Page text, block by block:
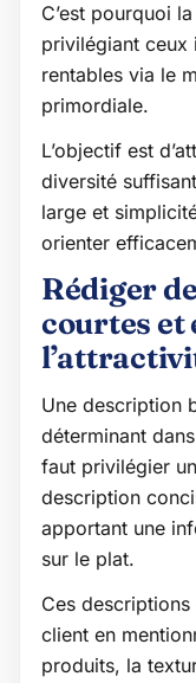
C’est pourquoi
privilégiant ceux
rentables via le
primordiale.
L’objectif est
diversité
large et
orienter
Rédiger
courtes et
Une description
déterminant
faut privilégier
description
apportant une
sur le plat.
Ces
client en
produits, la